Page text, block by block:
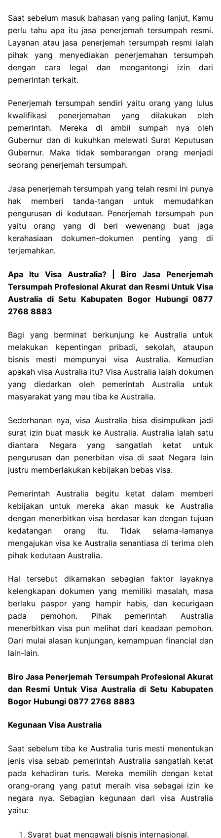
Saat sebelum masuk bahasan yang paling lanjut, Kamu
perlu tahu apa itu jasa penerjemah tersumpah resmi.
Layanan atau jasa penerjemah tersumpah resmi ialah
pihak yang menyediakan penerjemahan tersumpah
dengan cara legal dan mengantongi izin dari
pemerintah terkait.
Penerjemah tersumpah sendiri yaitu orang yang lulus
kwalifikasi penerjemahan yang dilakukan oleh
pemerintah. Mereka di ambil sumpah nya oleh
Gubernur dan di kukuhkan melewati Surat Keputusan
Gubernur. Maka tidak sembarangan orang menjadi
seorang penerjemah tersumpah.
Jasa penerjemah tersumpah yang telah resmi ini punya
hak memberi tanda-tangan untuk memudahkan
pengurusan di kedutaan. Penerjemah tersumpah pun
yaitu orang yang di beri wewenang buat jaga
kerahasiaan dokumen-dokumen penting yang di
terjemahkan.
Apa Itu Visa Australia? | Biro Jasa Penerjemah
Tersumpah Profesional Akurat dan Resmi Untuk Visa
Australia di Setu Kabupaten Bogor Hubungi 0877
2768 8883
Bagi yang berminat berkunjung ke Australia untuk
melakukan kepentingan pribadi, sekolah, ataupun
bisnis mesti mempunyai visa Australia. Kemudian
apakah visa Australia itu? Visa Australia ialah dokumen
yang diedarkan oleh pemerintah Australia untuk
masyarakat yang mau tiba ke Australia.
Sederhanan nya, visa Australia bisa disimpulkan jadi
surat izin buat masuk ke Australia. Australia ialah satu
diantara Negara yang sangatlah ketat untuk
pengurusan dan penerbitan visa di saat Negara lain
justru memberlakukan kebijakan bebas visa.
Pemerintah Australia begitu ketat dalam memberi
kebijakan untuk mereka akan masuk ke Australia
dengan menerbitkan visa berdasar kan dengan tujuan
kedatangan orang itu. Tidak selama-lamanya
mengajukan visa ke Australia senantiasa di terima oleh
pihak kedutaan Australia.
Hal tersebut dikarnakan sebagian faktor layaknya
kelengkapan dokumen yang memiliki masalah, masa
berlaku paspor yang hampir habis, dan kecurigaan
pada pemohon. Pihak pemerintah Australia
menerbitkan visa pun melihat dari keadaan pemohon.
Dari mulai alasan kunjungan, kemampuan financial dan
lain-lain.
Biro Jasa Penerjemah Tersumpah Profesional Akurat
dan Resmi Untuk Visa Australia di Setu Kabupaten
Bogor Hubungi 0877 2768 8883
Kegunaan Visa Australia
Saat sebelum tiba ke Australia turis mesti menentukan
jenis visa sebab pemerintah Australia sangatlah ketat
pada kehadiran turis. Mereka memilih dengan ketat
orang-orang yang patut meraih visa sebagai izin ke
negara nya. Sebagian kegunaan dari visa Australia
yaitu:
Syarat buat mengawali bisnis internasional.